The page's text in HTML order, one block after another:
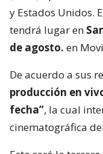
y Estados Unidos.
tendrá lugar en
de agosto. en
De acuerdo a sus
producción en
fecha”, la cual
cinematográfica